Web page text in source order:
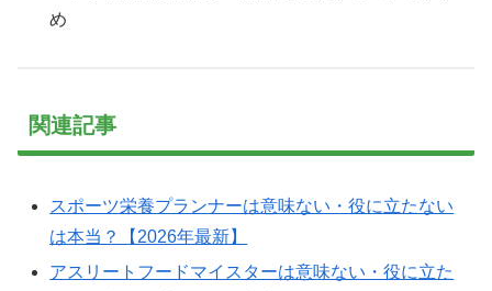
め
関連記事
スポーツ栄養プランナーは意味ない・役に立たない
は本当？【2026年最新】
アスリートフードマイスターは意味ない・役に立た